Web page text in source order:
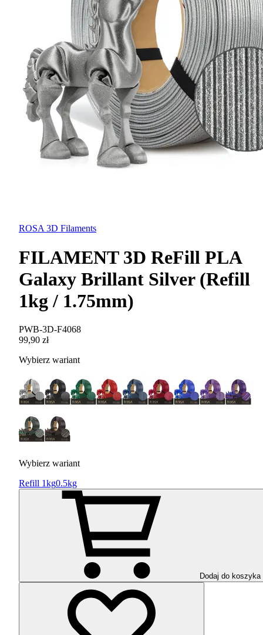
ROSA 3D Filaments
FILAMENT 3D ReFill PLA
Galaxy Brillant Silver (Refill
1kg / 1.75mm)
PWB-3D-F4068
99,90 zł
Wybierz wariant
Wybierz wariant
Refill 1kg0.5kg
Dodaj do koszyka